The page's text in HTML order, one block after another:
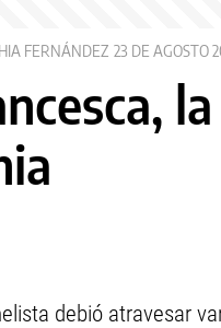
FERNÁNDEZ 23 DE AGOSTO
la
debió atravesar